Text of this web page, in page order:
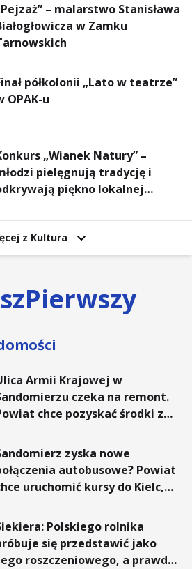
– malarstwo Stanisława
w Zamku
półkolonii „Lato w teatrze”
OPAK-u
„Wianek Natury” –
pielęgnują tradycję i
piękno lokalnej
z Kultura
Armii Krajowej w
czeka na remont.
chce pozyskać środki z
zyska nowe
autobusowe? Powiat
uruchomić kursy do Kielc,
Polskiego rolnika
się przedstawić jako
roszczeniowego, a prawda